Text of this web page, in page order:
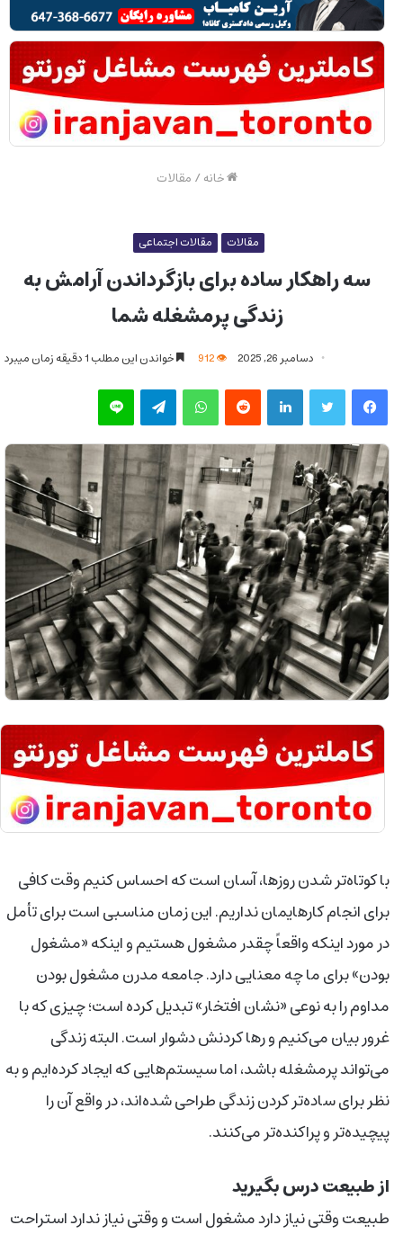
خانه/ مقالات
مقالات مقالات اجتماعی
سه راهکار ساده برای بازگرداندن آرامش به
زندگی پرمشغله شما
دسامبر 26, 2025 خواندن این مطلب 1 دقیقه زمان میبرد
فیس بوک توییتر لینکدین‫رددیت واتس آپ تلگرام لاین
با کوتاه‌تر شدن روزها، آسان است که احساس کنیم وقت کافی
برای انجام کارهایمان نداریم. این زمان مناسبی است برای تأمل
در مورد اینکه واقعاً چقدر مشغول هستیم و اینکه «مشغول
بودن» برای ما چه معنایی دارد. جامعه مدرن مشغول بودن
مداوم را به نوعی «نشان افتخار» تبدیل کرده است؛ چیزی که با
غرور بیان می‌کنیم و رها کردنش دشوار است. البته زندگی
می‌تواند پرمشغله باشد، اما سیستم‌هایی که ایجاد کرده‌ایم و به
نظر برای ساده‌تر کردن زندگی طراحی شده‌اند، در واقع آن را
پیچیده‌تر و پراکنده‌تر می‌کنند.
از طبیعت درس بگیرید
طبیعت وقتی نیاز دارد مشغول است و وقتی نیاز ندارد استراحت